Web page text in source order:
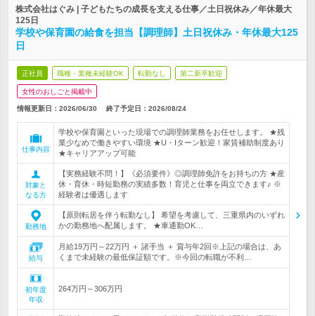
株式会社はぐみ | 子どもたちの成長を支える仕事／土日祝休み／年休最大
125日
学校や保育園の給食を担当【調理師】土日祝休み・年休最大125
日
正社員 職種・業種未経験OK 転勤なし 第二新卒歓迎
女性のおしごと掲載中
情報更新日：2026/06/30 終了予定日： 2026/08/24
仕事内容
学校や保育園といった現場での調理師業務をお任せします。 ★残
業少なめで働きやすい環境 ★U・Iターン歓迎！家賃補助制度あり
★キャリアアップ可能
対象と
なる方
【実務経験不問！】《必須要件》◎調理師免許をお持ちの方 ★産
休・育休・時短勤務の実績多数！育児と仕事を両立できます♪ ※
経験者は優遇します
勤務地
【原則転居を伴う転勤なし】 希望を考慮して、三重県内のいずれ
かの勤務地へ配属します。 ★車通勤OK…
給与
月給19万円～22万円 ＋ 諸手当 ＋ 賞与年2回※上記の場合は、あ
くまで未経験の最低保証額です。※今回の転職が不利…
初年度
年収
264万円～306万円